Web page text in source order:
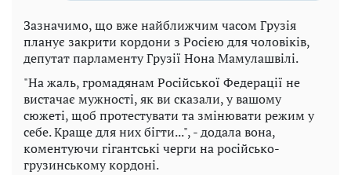
Зазначимо, що вже найближчим часом Грузія
планує закрити кордони з Росією для чоловіків,
депутат парламенту Грузії Нона Мамулашвілі.
"На жаль, громадянам Російської Федерації не
вистачає мужності, як ви сказали, у вашому
сюжеті, щоб протестувати та змінювати режим у
себе. Краще для них бігти...", - додала вона,
коментуючи гігантські черги на російсько-
грузинському кордоні.